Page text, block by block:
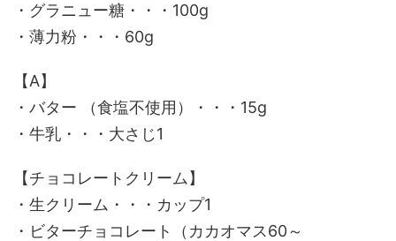
・グラニュー糖・・・100g
・薄力粉・・・60g
【A】
・バター （食塩不使用）・・・15g
・牛乳・・・大さじ1
【チョコレートクリーム】
・生クリーム・・・カップ1
・ビターチョコレート（カカオマス60～